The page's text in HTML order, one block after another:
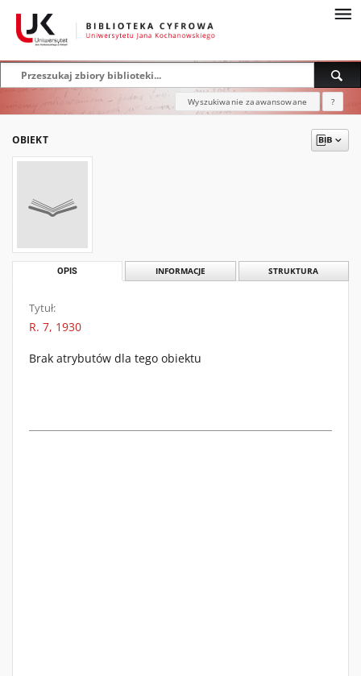
Wyszukiwanie zaawansowane ?
OBIEKT
OPIS INFORMACJE STRUKTURA
Tytuł:
R. 7, 1930
Brak atrybutów dla tego obiektu